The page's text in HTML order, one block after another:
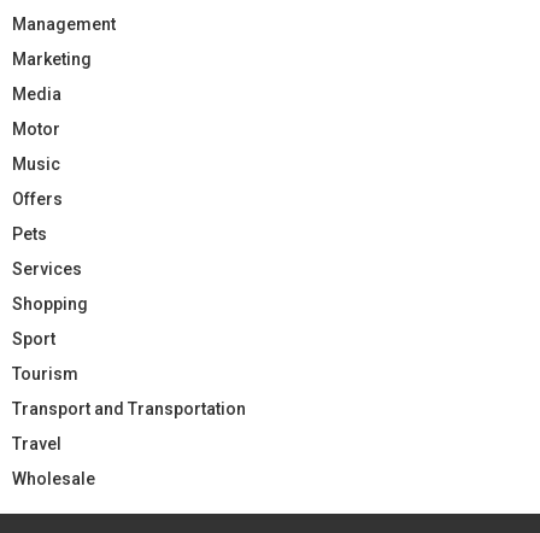
Management
Marketing
Media
Motor
Music
Offers
Pets
Services
Shopping
Sport
Tourism
Transport and Transportation
Travel
Wholesale